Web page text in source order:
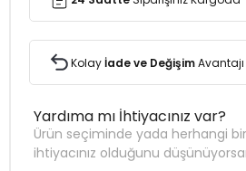
Kolayİade ve DeğişimAvantajı
Yardıma mı İhtiyacınız var?
Ürün seçiminde yada herhangi
ihtiyacınız olduğunu